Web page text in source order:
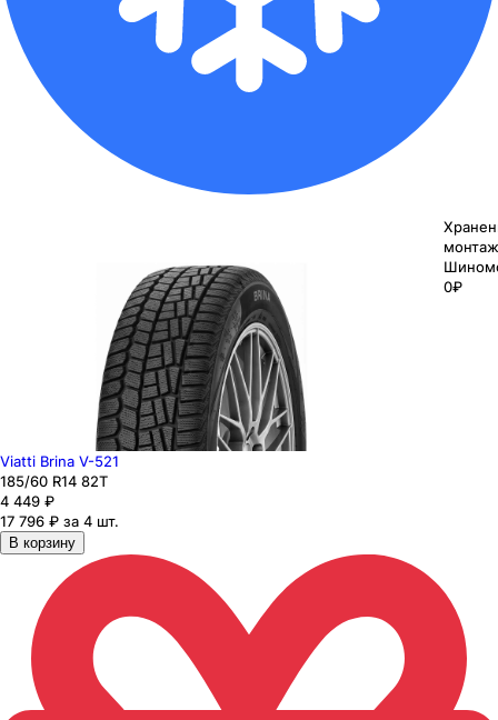
0₽
Viatti Brina V-521
185/60 R14 82T
4 449 ₽
17 796 ₽ за 4 шт.
В корзину